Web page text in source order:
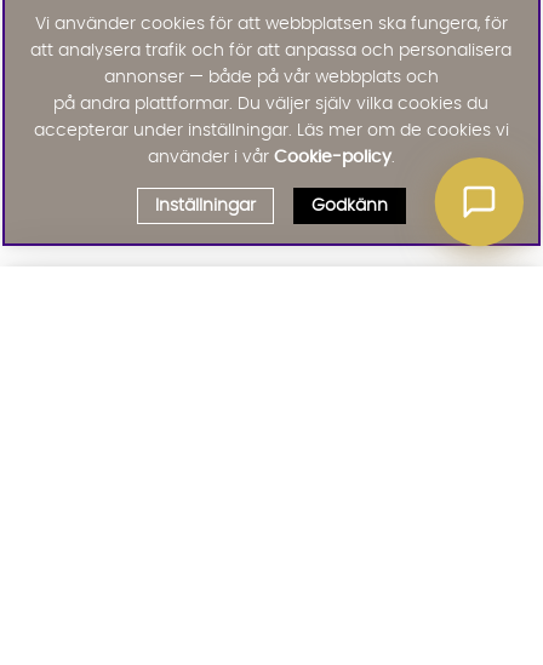
Vi använder cookies för att webbplatsen ska fungera, för
att analysera trafik och för att anpassa och personalisera
annonser — både på vår webbplats och
på andra plattformar. Du väljer själv vilka cookies du
accepterar under inställningar. Läs mer om de cookies vi
använder i vår Cookie-policy.
Inställningar Godkänn